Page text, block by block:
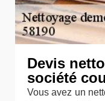
Devis
société
Vous avez un